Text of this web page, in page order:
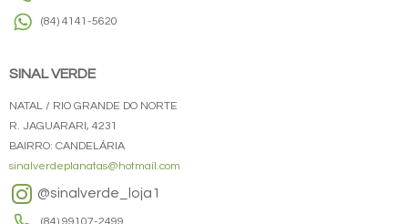
(84) 4141-5620
SINAL VERDE
NATAL / RIO GRANDE DO NORTE
R. JAGUARARI, 4231
BAIRRO: CANDELÁRIA
sinalverdeplanatas@hotmail.com
@sinalverde_loja1